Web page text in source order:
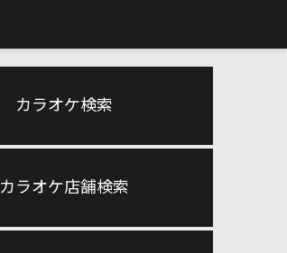
カラオケ検索
カラオケ店舗検索